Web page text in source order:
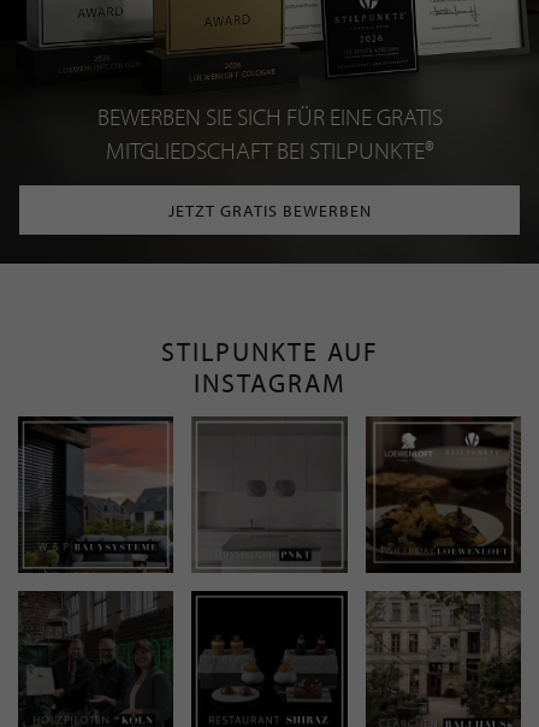
BEWERBEN SIE SICH FÜR EINE GRATIS
MITGLIEDSCHAFT BEI STILPUNKTE®
JETZT GRATIS BEWERBEN
STILPUNKTE AUF
INSTAGRAM